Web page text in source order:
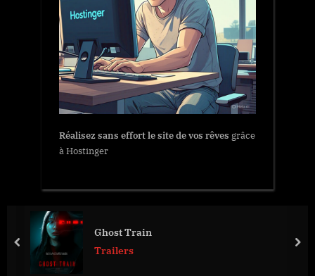
Réalisez sans effort le site de vos rêves grâce
à Hostinger
Ghost Train
Trailers
prev